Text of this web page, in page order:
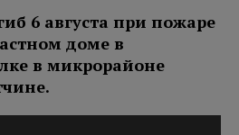
6 августа при пожаре
доме в
в микрорайоне